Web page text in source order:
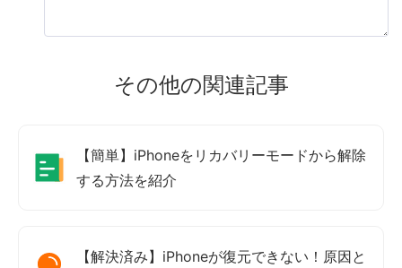
その他の関連記事
【簡単】iPhoneをリカバリーモードから解除
する方法を紹介
【解決済み】iPhoneが復元できない！原因と